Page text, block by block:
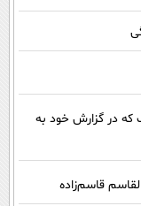
در گزارش خود به
قاسم‌زاده